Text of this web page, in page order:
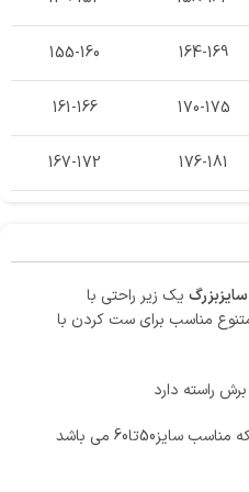
164-169
155-160
170-175
161-166
176-181
167-172
یک زیر راحتی با
مناسب برای ست کردن با
راسته دارد
می باشد